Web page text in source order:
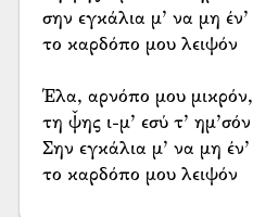
σην εγκάλια μ’ να μη έν’
το καρδόπο μου λειψόν
Έλα, αρνόπο μου μικρόν,
τη ψ̌ης ι-μ’ εσύ τ’ ημ’σόν
Σην εγκάλια μ’ να μη έν’
το καρδόπο μου λειψόν